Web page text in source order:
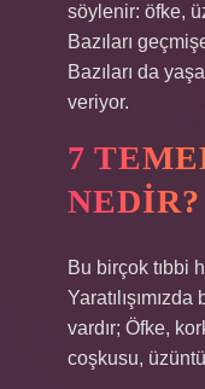
söylenir: öfke,
Bazıları
Bazıları da
veriyor.
7
NEDIR?
Bu birçok tıbbi
vardır; Öfke,
coşkusu,